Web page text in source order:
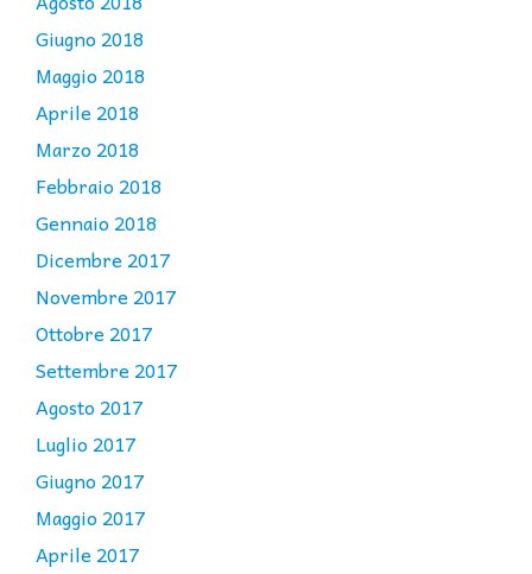
Giugno 2018
Maggio 2018
Aprile 2018
Marzo 2018
Febbraio 2018
Gennaio 2018
Dicembre 2017
Novembre 2017
Ottobre 2017
Settembre 2017
Agosto 2017
Luglio 2017
Giugno 2017
Maggio 2017
Aprile 2017